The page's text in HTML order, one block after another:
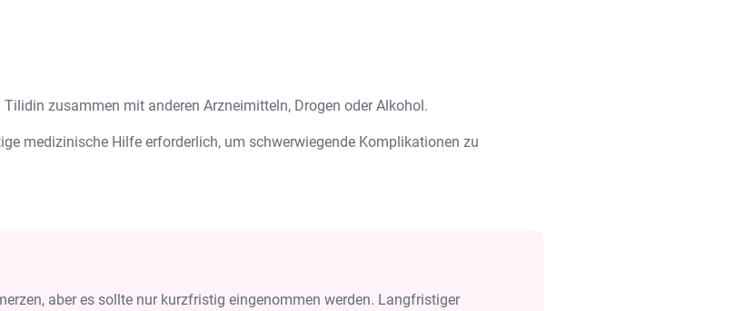
zusammen mit anderen Arzneimitteln, Drogen oder Alkohol.
medizinische Hilfe erforderlich, um schwerwiegende Komplikationen zu
aber es sollte nur kurzfristig eingenommen werden. Langfristiger